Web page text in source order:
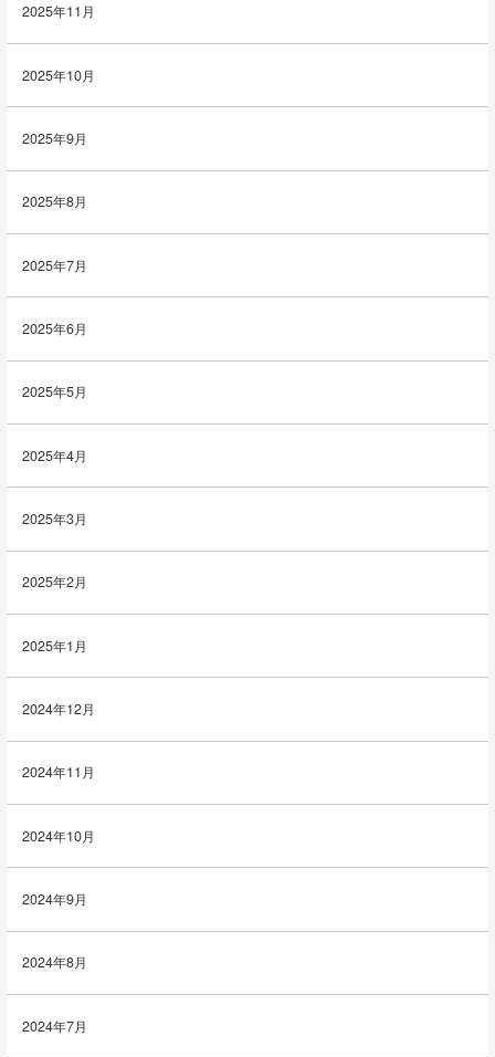
2025年11月
2025年10月
2025年9月
2025年8月
2025年7月
2025年6月
2025年5月
2025年4月
2025年3月
2025年2月
2025年1月
2024年12月
2024年11月
2024年10月
2024年9月
2024年8月
2024年7月